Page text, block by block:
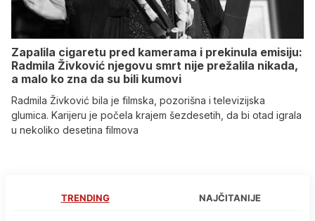
Zapalila cigaretu pred kamerama i prekinula emisiju:
Radmila Živković njegovu smrt nije prežalila nikada,
a malo ko zna da su bili kumovi
Radmila Živković bila je filmska, pozorišna i televizijska
glumica. Karijeru je počela krajem šezdesetih, da bi otad igrala
u nekoliko desetina filmova
TRENDING NAJČITANIJE